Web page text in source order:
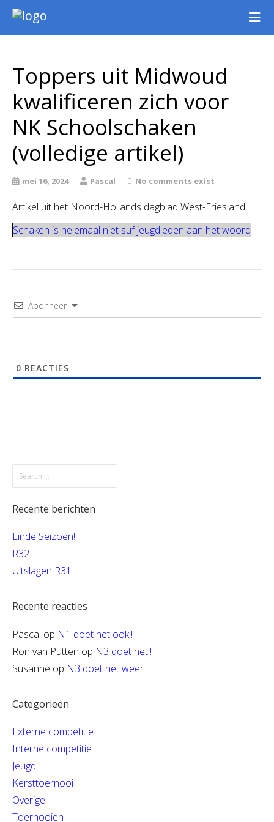
Nieuws
Extern
Jeugd
WSK Toernooi
Agenda
Informatie
Archief
Toppers uit Midwoud
kwalificeren zich voor
NK Schoolschaken
(volledige artikel)
mei 16, 2024 Pascal No comments exist
Artikel uit het Noord-Hollands dagblad West-Friesland:
Schaken is helemaal niet suf jeugdleden aan het woord
Abonneer
0 REACTIES
Recente berichten
Einde Seizoen!
R32
Uitslagen R31
Recente reacties
Pascal op N1 doet het ook!!
Ron van Putten op N3 doet het!!
Susanne op N3 doet het weer
Categorieën
Externe competitie
Interne competitie
Jeugd
Kersttoernooi
Overige
Toernooien